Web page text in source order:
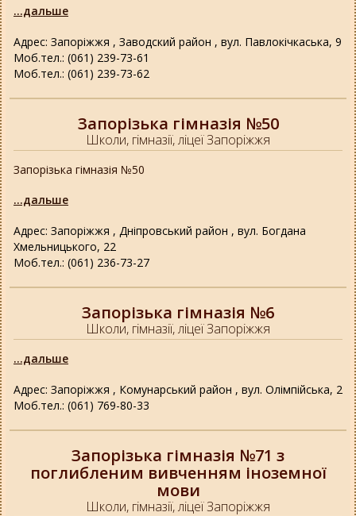
Адрес: Запоріжжя , Заводский район , вул. Павлокічкаська, 9
Моб.тел.: (061) 239-73-61
Моб.тел.: (061) 239-73-62
...дальше
Запорізька гімназія №50
Школи, гімназії, ліцеї Запоріжжя
Адрес: Запоріжжя , Дніпровський район , вул. Богдана
Хмельницького, 22
Моб.тел.: (061) 236-73-27
Запорізька гімназія №50
...дальше
Запорізька гімназія №6
Школи, гімназії, ліцеї Запоріжжя
Адрес: Запоріжжя , Комунарський район , вул. Олімпійська, 2
Моб.тел.: (061) 769-80-33
...дальше
Запорізька гімназія №71 з
поглибленим вивченням іноземної
мови
Школи, гімназії, ліцеї Запоріжжя